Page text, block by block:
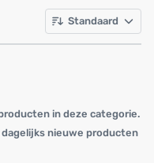
Standaard
in deze categorie.
nieuwe producten